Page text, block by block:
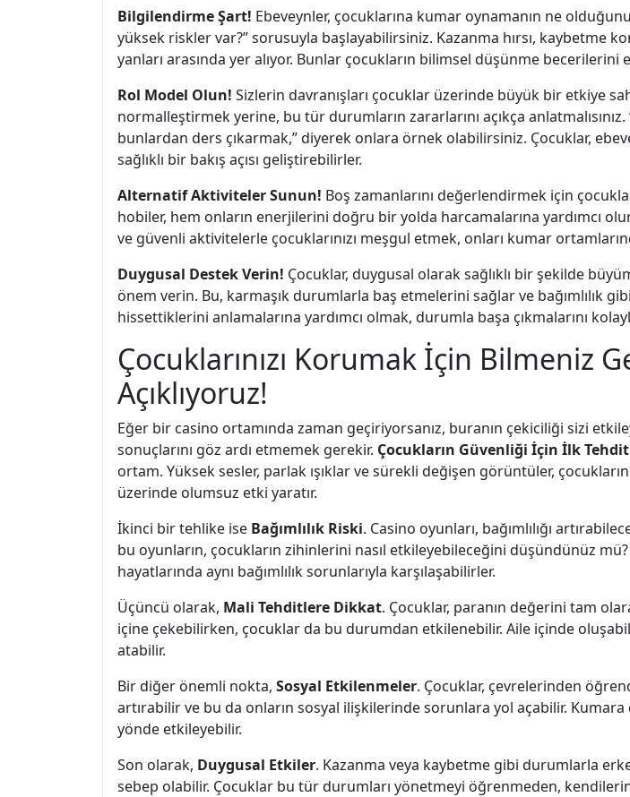
Bilgilendirme Şart! Ebeveynler, çocuklarına kumar oynamanın ne
yüksek riskler var?” sorusuyla başlayabilirsiniz. Kazanma hırsı, kaybetme
yanları arasında yer alıyor. Bunlar çocukların bilimsel düşünme
Rol Model Olun! Sizlerin davranışları çocuklar üzerinde büyük bir etkiye
normalleştirmek yerine, bu tür durumların zararlarını açıkça
bunlardan ders çıkarmak,” diyerek onlara örnek olabilirsiniz. Çocuklar,
sağlıklı bir bakış açısı geliştirebilirler.
Alternatif Aktiviteler Sunun! Boş zamanlarını değerlendirmek için
hobiler, hem onların enerjilerini doğru bir yolda harcamalarına yardımcı
ve güvenli aktivitelerle çocuklarınızı meşgul etmek, onları kumar
Duygusal Destek Verin! Çocuklar, duygusal olarak sağlıklı bir şekilde
önem verin. Bu, karmaşık durumlarla baş etmelerini sağlar ve bağımlılık
hissettiklerini anlamalarına yardımcı olmak, durumla başa çıkmalarını
Çocuklarınızı Korumak İçin Bilmeniz
Açıklıyoruz!
Eğer bir casino ortamında zaman geçiriyorsanız, buranın çekiciliği sizi
sonuçlarını göz ardı etmemek gerekir. Çocukların Güvenliği İçin İlk Tehdit
ortam. Yüksek sesler, parlak ışıklar ve sürekli değişen görüntüler,
üzerinde olumsuz etki yaratır.
İkinci bir tehlike ise Bağımlılık Riski. Casino oyunları, bağımlılığı
bu oyunların, çocukların zihinlerini nasıl etkileyebileceğini düşündünüz
hayatlarında aynı bağımlılık sorunlarıyla karşılaşabilirler.
Üçüncü olarak, Mali Tehditlere Dikkat. Çocuklar, paranın değerini tam
içine çekebilirken, çocuklar da bu durumdan etkilenebilir. Aile içinde
atabilir.
Bir diğer önemli nokta, Sosyal Etkilenmeler. Çocuklar, çevrelerinden
artırabilir ve bu da onların sosyal ilişkilerinde sorunlara yol açabilir.
yönde etkileyebilir.
Son olarak, Duygusal Etkiler. Kazanma veya kaybetme gibi durumlarla
sebep olabilir. Çocuklar bu tür durumları yönetmeyi öğrenmeden,